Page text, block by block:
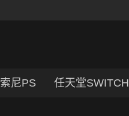
索尼PS 任天堂SWITCH